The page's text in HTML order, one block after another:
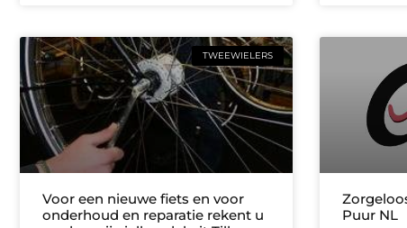
TWEEWIELERS
Voor een nieuwe fiets en voor
onderhoud en reparatie rekent u
Puur NL